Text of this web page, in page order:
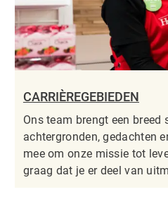
CARRIÈREGEBIEDEN
Ons team brengt een breed
achtergronden, gedachten
mee om onze missie tot
graag dat je er deel van